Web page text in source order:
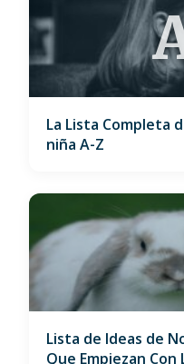
La Lista Completa
niña A-Z
Lista de Ideas de
Que Empiezan Con